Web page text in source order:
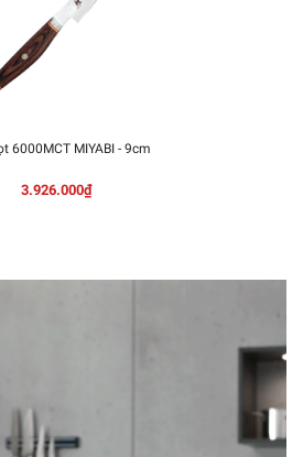
6000MCT MIYABI - 9cm
3.926.000₫